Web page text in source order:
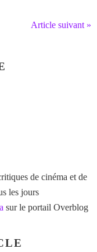
Article suivant »
de cinéma et de
les jours
sur le portail Overblog